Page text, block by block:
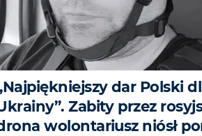
dar Polski
Zabity przez
wolontariusz niósł